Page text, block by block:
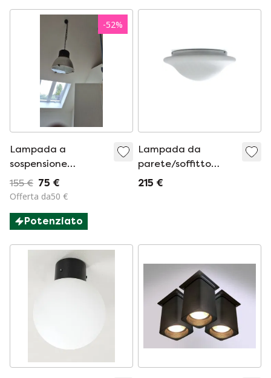
-52%
Lampada a
sospensione
industriale
155 € 75 €
Offerta da50 €
Potenziato
Lampada da
parete/soffitto
Putzler
215 €